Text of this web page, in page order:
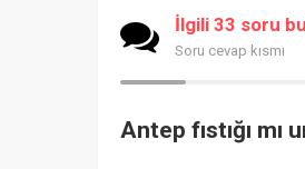
İlgili 33 soru
Soru cevap kısmı
Antep fıstığı mı